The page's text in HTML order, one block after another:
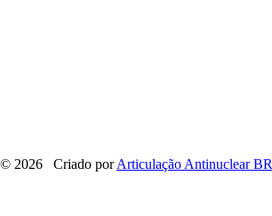
© 2026 Criado porArticulação Antinuclear BR